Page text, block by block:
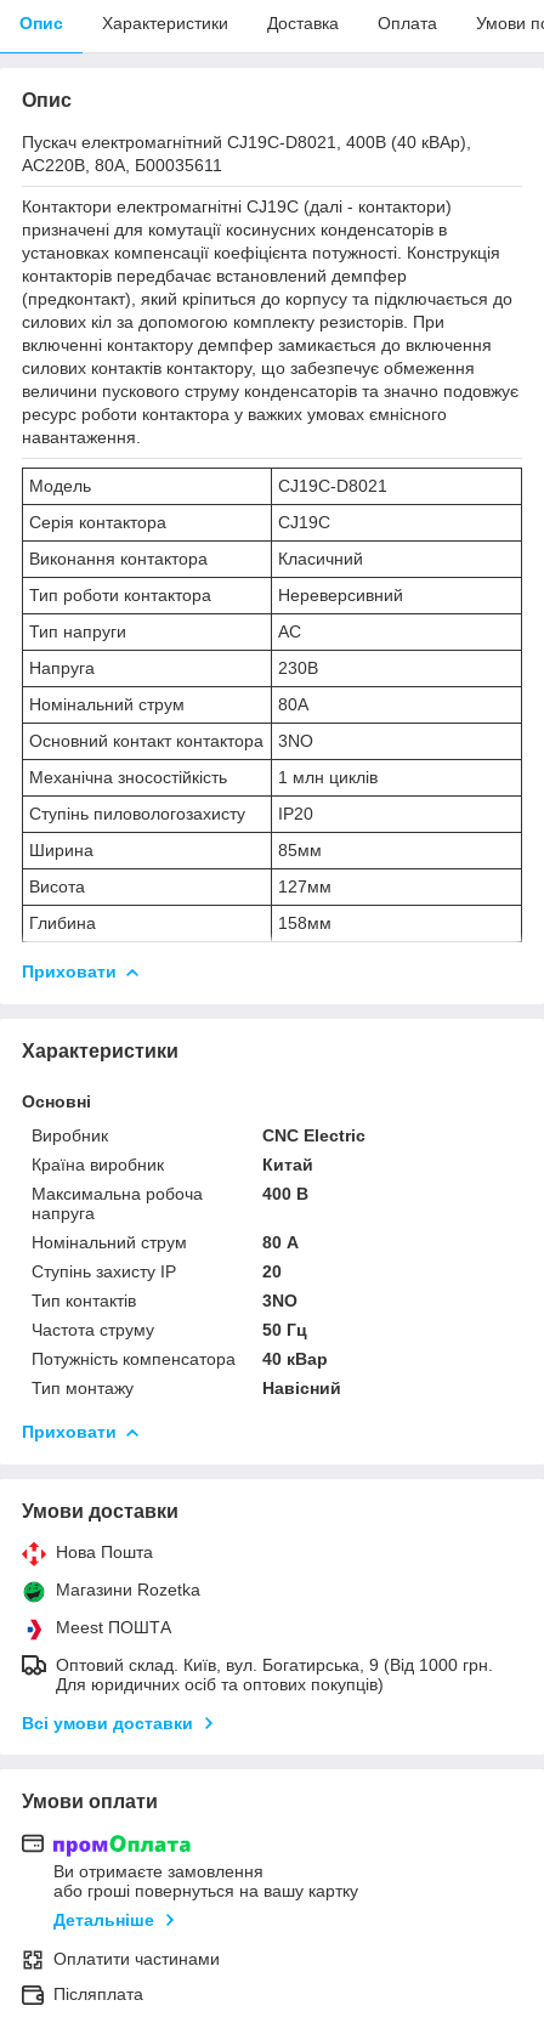
Опис Характеристики Доставка Оплата Умови
Опис
Пускач електромагнітний CJ19C-D8021, 400В (40 кВАр),
АС220В, 80A, Б00035611
Контактори електромагнітні CJ19C (далі - контактори)
призначені для комутації косинусних конденсаторів в
установках компенсації коефіцієнта потужності. Конструкція
контакторів передбачає встановлений демпфер
(предконтакт), який кріпиться до корпусу та підключається до
силових кіл за допомогою комплекту резисторів. При
включенні контактору демпфер замикається до включення
силових контактів контактору, що забезпечує обмеження
величини пускового струму конденсаторів та значно подовжує
ресурс роботи контактора у важких умовах ємнісного
навантаження.
Модель
CJ19C-D8021
Серія контактора
CJ19C
Виконання контактора
Класичний
Тип роботи контактора
Нереверсивний
Тип напруги
AC
Напруга
230В
Номінальний струм
80А
Основний контакт контактора
3NO
Механічна зносостійкість
1 млн циклів
Ступінь пиловологозахисту
ІР20
Ширина
85мм
Висота
127мм
Глибина
158мм
Приховати
Характеристики
Основні
Виробник
CNC Electric
Країна виробник
Китай
Максимальна робоча
напруга
400 В
Номінальний струм
80 А
Ступінь захисту IP
20
Тип контактів
3NO
Частота струму
50 Гц
Потужність компенсатора
40 кВар
Тип монтажу
Навісний
Приховати
Умови доставки
Нова Пошта
Магазини Rozetka
Meest ПОШТА
Оптовий склад. Київ, вул. Богатирська, 9 (Від 1000 грн.
Для юридичних осіб та оптових покупців)
Всі умови доставки
Умови оплати
Ви отримаєте замовлення
або гроші повернуться на вашу картку
Детальніше
Оплатити частинами
Післяплата